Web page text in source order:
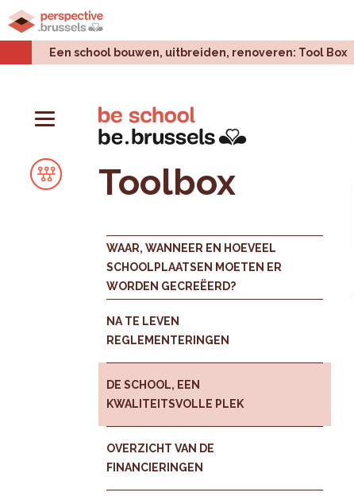
Home Stadsprojecten
Een school bouwen, uitbreiden, renoveren: Tool Box
Toolbox
WAAR, WANNEER EN HOEVEEL
SCHOOLPLAATSEN MOETEN ER
WORDEN GECREËERD?
NA TE LEVEN
REGLEMENTERINGEN
DE SCHOOL, EEN
KWALITEITSVOLLE PLEK
OVERZICHT VAN DE
FINANCIERINGEN